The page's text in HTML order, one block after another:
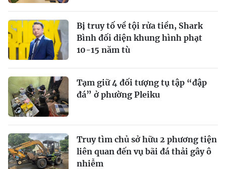
Bị truy tố về tội rửa tiền, Shark
Bình đối diện khung hình phạt
10-15 năm tù
Tạm giữ 4 đối tượng tụ tập “đập
đá” ở phường Pleiku
Truy tìm chủ sở hữu 2 phương tiện
liên quan đến vụ bãi đá thải gây ô
nhiễm